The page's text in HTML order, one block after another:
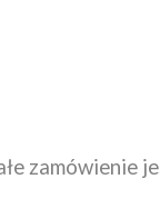
zamówienie